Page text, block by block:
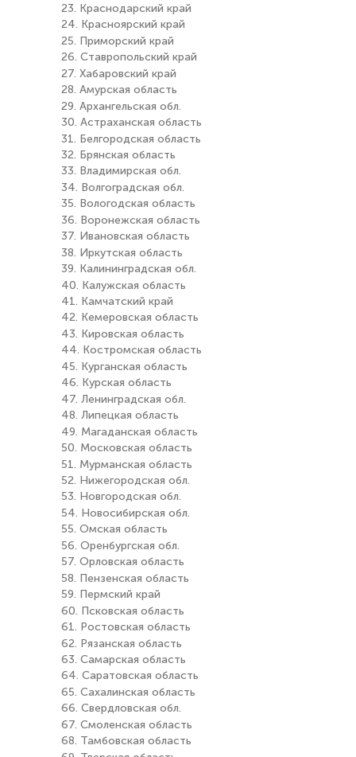
23. Краснодарский край
24. Красноярский край
25. Приморский край
26. Ставропольский край
27. Хабаровский край
28. Амурская область
29. Архангельская обл.
30. Астраханская область
31. Белгородская область
32. Брянская область
33. Владимирская обл.
34. Волгоградская обл.
35. Вологодская область
36. Воронежская область
37. Ивановская область
38. Иркутская область
39. Калининградская обл.
40. Калужская область
41. Камчатский край
42. Кемеровская область
43. Кировская область
44. Костромская область
45. Курганская область
46. Курская область
47. Ленинградская обл.
48. Липецкая область
49. Магаданская область
50. Московская область
51. Мурманская область
52. Нижегородская обл.
53. Новгородская обл.
54. Новосибирская обл.
55. Омская область
56. Оренбургская обл.
57. Орловская область
58. Пензенская область
59. Пермский край
60. Псковская область
61. Ростовская область
62. Рязанская область
63. Самарская область
64. Саратовская область
65. Сахалинская область
66. Свердловская обл.
67. Смоленская область
68. Тамбовская область